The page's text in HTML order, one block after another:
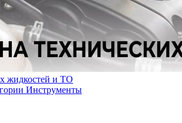
жидкостей и ТО
Инструменты